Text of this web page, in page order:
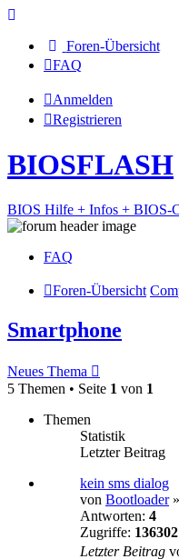
Foren-Übersicht
FAQ
Anmelden
Registrieren
BIOSFLASH
BIOS Hilfe + Infos + BIOS-
FAQ
Foren-Übersicht
Smartphone
Neues Thema
5 Themen • Seite 1 von 1
Themen
Statistik
Letzter Beitrag
kein sms dialog
von Bootloader»
Antworten: 4
Zugriffe: 136302
Letzter Beitrag